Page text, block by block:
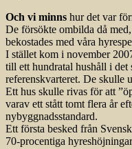
Och vi minns hur det var
De försökte ombilda då
bekostades med våra
I stället kom i november
till ett hundratal hushåll i det
referenskvarteret. De skulle
Ett hus skulle rivas för att
varav ett stått tomt flera år
nybyggnadsstandard.
Ett första besked från
70-procentiga